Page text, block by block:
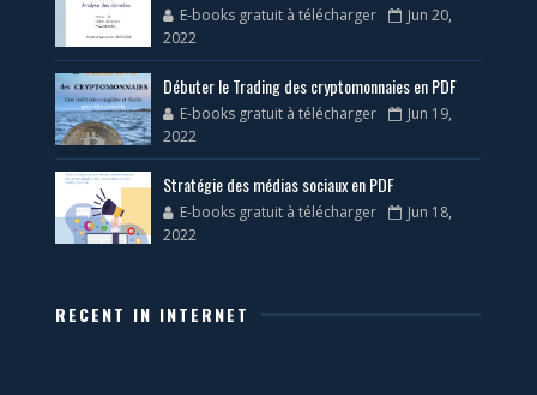
E-books gratuit à télécharger
Jun 20,
2022
Débuter le Trading des cryptomonnaies en PDF
E-books gratuit à télécharger
Jun 19,
2022
Stratégie des médias sociaux en PDF
E-books gratuit à télécharger
Jun 18,
2022
RECENT IN INTERNET